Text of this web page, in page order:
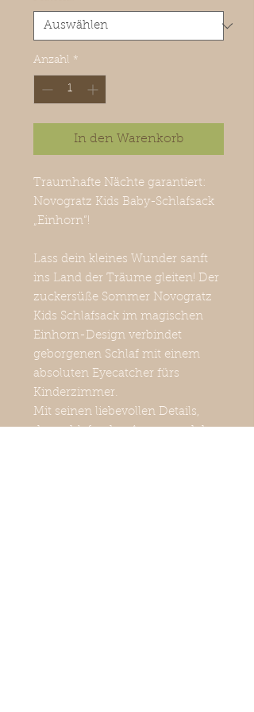
Anzahl *
In den Warenkorb
Traumhafte Nächte garantiert:
Novogratz Kids Baby-Schlafsack
„Einhorn“!
Lass dein kleines Wunder sanft
ins Land der Träume gleiten! Der
zuckersüße Sommer Novogratz
Kids Schlafsack im magischen
Einhorn-Design verbindet
geborgenen Schlaf mit einem
absoluten Eyecatcher fürs
Kinderzimmer.
Mit seinen liebevollen Details,